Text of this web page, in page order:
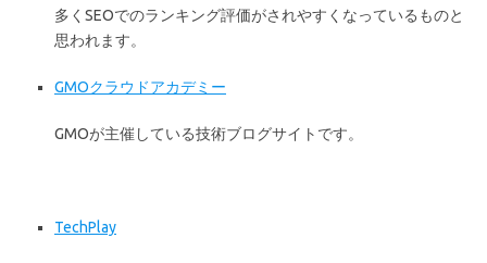
多くSEOでのランキング評価がされやすくなっているものと
思われます。
GMOクラウドアカデミー
GMOが主催している技術ブログサイトです。
TechPlay